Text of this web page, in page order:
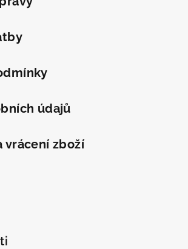
údajů
vrácení zboží